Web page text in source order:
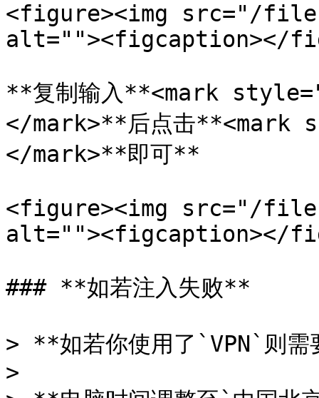
<figure><img src="/files/
alt=""><figcaption></
**复制输入**<mark
</mark>**后点击
</mark>**即可**
<figure><img src="/
alt=""><figcaption></
### **如若注入失败**
> **如若你使用了`VPN`则
>